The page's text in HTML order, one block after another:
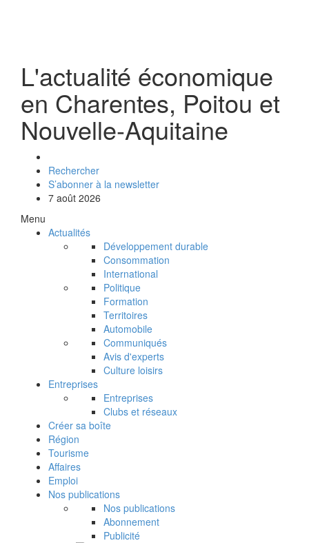
L'actualité économique
en Charentes, Poitou et
Nouvelle-Aquitaine
Rechercher
S’abonner à la newsletter
7 août 2026
Menu
Actualités
Développement durable
Consommation
International
Politique
Formation
Territoires
Automobile
Communiqués
Avis d'experts
Culture loisirs
Entreprises
Entreprises
Clubs et réseaux
Créer sa boîte
Région
Tourisme
Affaires
Emploi
Nos publications
Nos publications
Abonnement
Publicité